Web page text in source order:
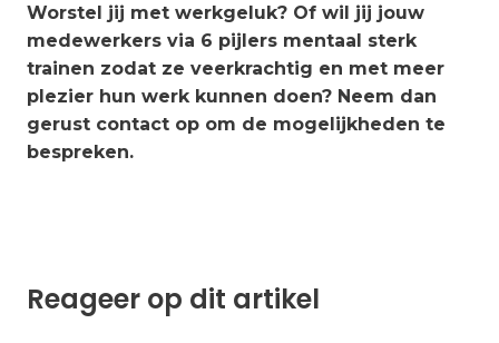
Worstel jij met werkgeluk? Of wil jij jouw
medewerkers via 6 pijlers mentaal sterk
trainen zodat ze veerkrachtig en met meer
plezier hun werk kunnen doen? Neem dan
gerust contact op om de mogelijkheden te
bespreken.
Reageer op dit artikel